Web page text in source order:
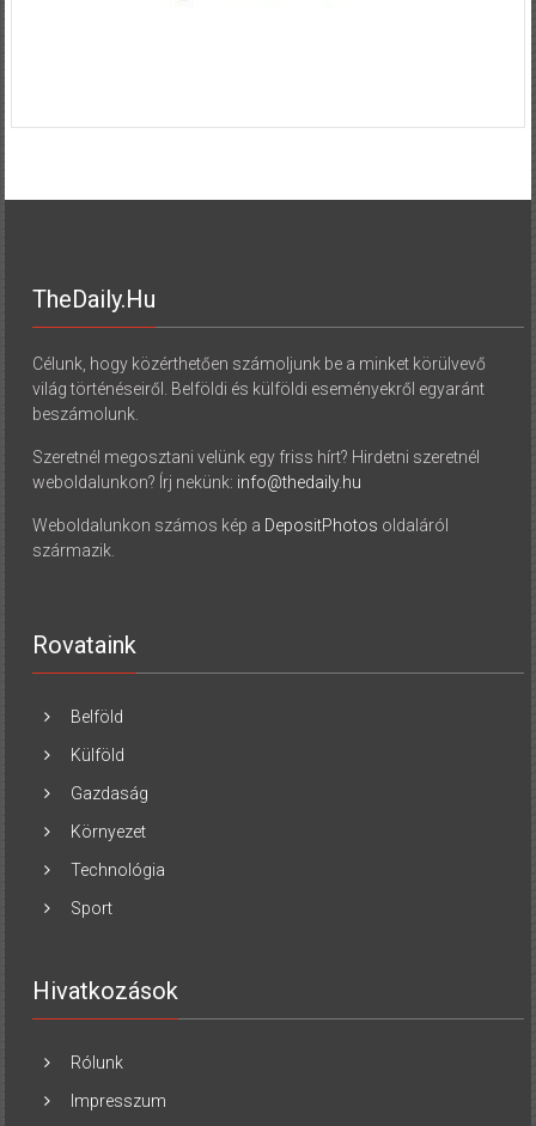
TheDaily.hu
Célunk, hogy közérthetően számoljunk be a minket körülvevő
világ történéseiről. Belföldi és külföldi eseményekről egyaránt
beszámolunk.
Szeretnél megosztani velünk egy friss hírt? Hirdetni szeretnél
weboldalunkon? Írj nekünk: info@thedaily.hu
Weboldalunkon számos kép a DepositPhotos oldaláról
származik.
Rovataink
Belföld
Külföld
Gazdaság
Környezet
Technológia
Sport
Hivatkozások
Rólunk
Impresszum